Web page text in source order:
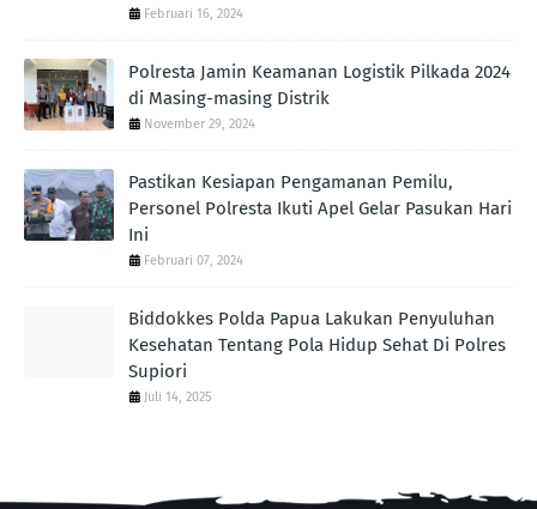
Februari 16, 2024
Polresta Jamin Keamanan Logistik Pilkada 2024
di Masing-masing Distrik
November 29, 2024
Pastikan Kesiapan Pengamanan Pemilu,
Personel Polresta Ikuti Apel Gelar Pasukan Hari
Ini
Februari 07, 2024
Biddokkes Polda Papua Lakukan Penyuluhan
Kesehatan Tentang Pola Hidup Sehat Di Polres
Supiori
Juli 14, 2025